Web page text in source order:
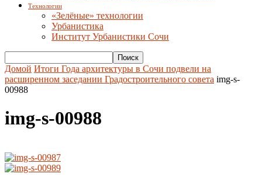
Технологии
«Зелёные» технологии
Урбанистика
Институт Урбанистики Сочи
Домой Итоги Года архитектуры в Сочи подвели на
расширенном заседании Градостроительного совета img-s-
00988
img-s-00988